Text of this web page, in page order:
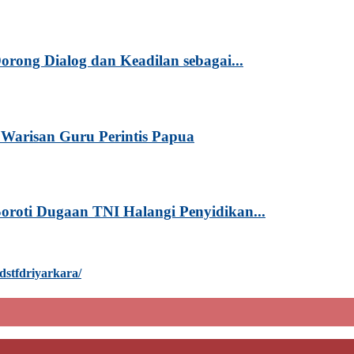
Dialog dan Keadilan sebagai...
Guru Perintis Papua
Dugaan TNI Halangi Penyidikan...